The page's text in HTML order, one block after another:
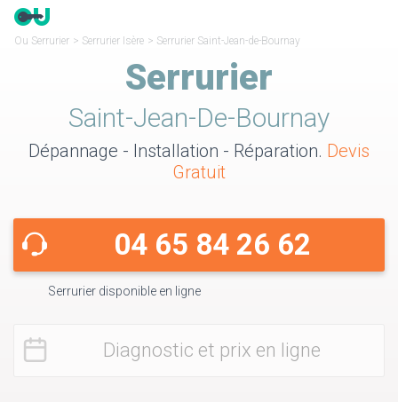
Ou Serrurier > Serrurier Isère > Serrurier Saint-Jean-de-Bournay
Serrurier
Saint-Jean-De-Bournay
Dépannage - Installation - Réparation. Devis
Gratuit
04 65 84 26 62
Serrurier disponible en ligne
Diagnostic et prix en ligne